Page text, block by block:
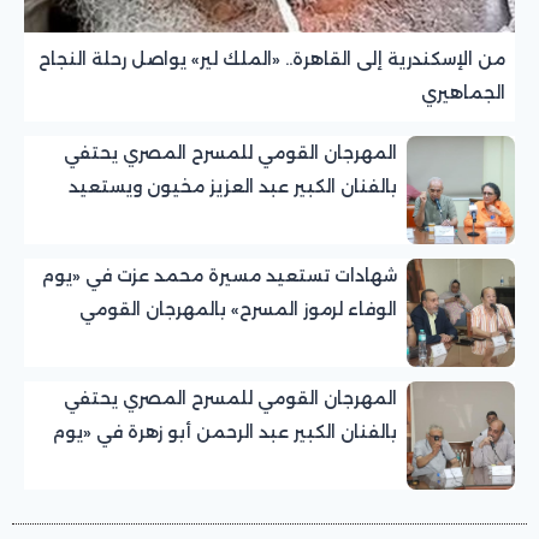
من الإسكندرية إلى القاهرة.. «الملك لير» يواصل رحلة النجاح
الجماهيري
المهرجان القومي للمسرح المصري يحتفي
بالفنان الكبير عبد العزيز مخيون ويستعيد
شهادات تستعيد مسيرة محمد عزت في «يوم
الوفاء لرموز المسرح» بالمهرجان القومي
المهرجان القومي للمسرح المصري يحتفي
بالفنان الكبير عبد الرحمن أبو زهرة في «يوم